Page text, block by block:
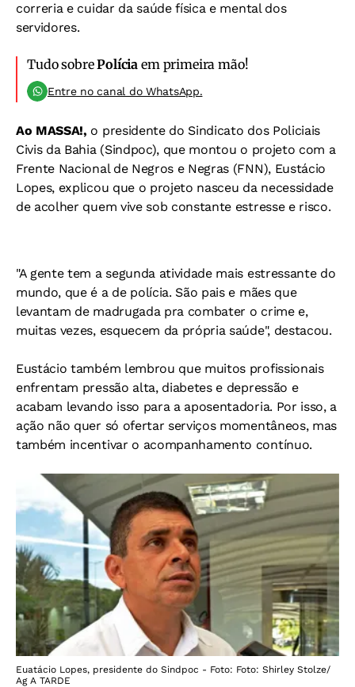
correria e cuidar da saúde física e mental dos
servidores.
Tudo sobrePolícia em primeira mão!
Entre no canal do WhatsApp.
Ao MASSA!, o presidente do Sindicato dos Policiais
Civis da Bahia (Sindpoc), que montou o projeto com a
Frente Nacional de Negros e Negras (FNN), Eustácio
Lopes, explicou que o projeto nasceu da necessidade
de acolher quem vive sob constante estresse e risco.
"A gente tem a segunda atividade mais estressante do
mundo, que é a de polícia. São pais e mães que
levantam de madrugada pra combater o crime e,
muitas vezes, esquecem da própria saúde", destacou.
Eustácio também lembrou que muitos profissionais
enfrentam pressão alta, diabetes e depressão e
acabam levando isso para a aposentadoria. Por isso, a
ação não quer só ofertar serviços momentâneos, mas
também incentivar o acompanhamento contínuo.
Euatácio Lopes, presidente do Sindpoc - Foto: Foto: Shirley Stolze/
Ag A TARDE